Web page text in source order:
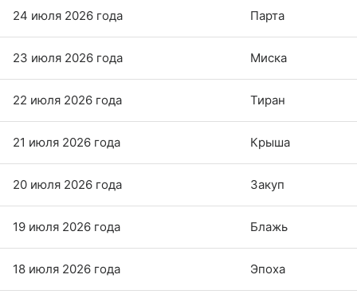
24 июля 2026 года Парта
23 июля 2026 года Миска
22 июля 2026 года Тиран
21 июля 2026 года Крыша
20 июля 2026 года Закуп
19 июля 2026 года Блажь
18 июля 2026 года Эпоха